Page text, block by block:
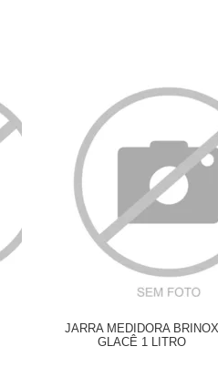
JARRA MEDIDORA BRINOX
GLACÊ 1 LITRO